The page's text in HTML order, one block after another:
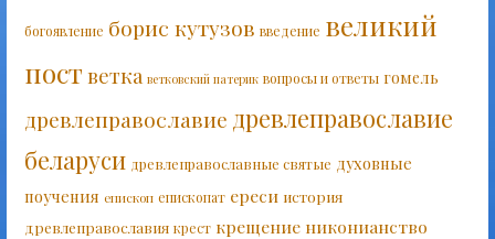
богоявление борис кутузов введение великий
постветка ветковский патерик вопросы и ответы гомель
древлеправославие древлеправославие
беларуси древлеправославные святые духовные
поучения епископ епископат ереси история
древлеправославия крест крещение никонианство